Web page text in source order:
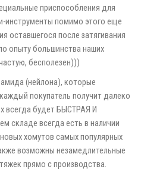
приспособления для
инструменты помимо этого еще
оставшегося после затягивания
опыту большинства наших
бесполезен)))
(нейлона), которые
покупатель получит далеко
всегда будет БЫСТРАЯ И
всегда есть в наличии
хомутов самых популярных
возможны незамедлительные
прямо с производства.